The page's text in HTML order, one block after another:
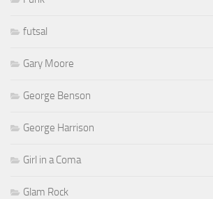
futsal
Gary Moore
George Benson
George Harrison
Girl in a Coma
Glam Rock